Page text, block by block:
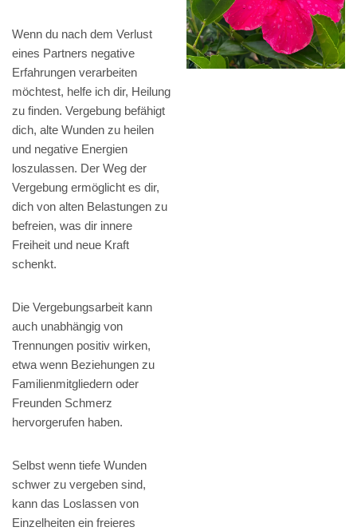
Wenn du nach dem Verlust
eines Partners negative
Erfahrungen verarbeiten
möchtest, helfe ich dir, Heilung
zu finden. Vergebung befähigt
dich, alte Wunden zu heilen
und negative Energien
loszulassen. Der Weg der
Vergebung ermöglicht es dir,
dich von alten Belastungen zu
befreien, was dir innere
Freiheit und neue Kraft
schenkt.
Die Vergebungsarbeit kann
auch unabhängig von
Trennungen positiv wirken,
etwa wenn Beziehungen zu
Familienmitgliedern oder
Freunden Schmerz
hervorgerufen haben.
Selbst wenn tiefe Wunden
schwer zu vergeben sind,
kann das Loslassen von
Einzelheiten ein freieres